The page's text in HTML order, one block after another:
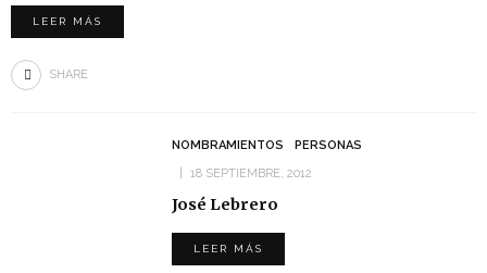
LEER MÁS
SHARE
NOMBRAMIENTOS
PERSONAS
18 SEPTIEMBRE, 2012
José Lebrero
LEER MÁS